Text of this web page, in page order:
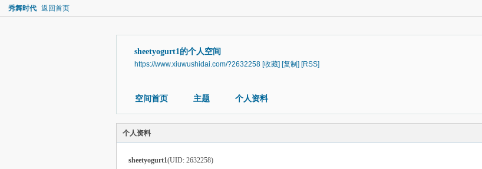
秀舞时代 返回首页
sheetyogurt1的个人空间
https://www.xiuwushidai.com/?2632258 [收藏] [复制] [RSS]
空间首页 主题 个人资料
个人资料
sheetyogurt1(UID: 2632258)